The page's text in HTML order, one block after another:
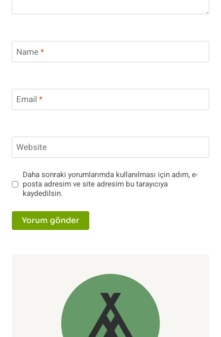
Name*
Email *
Website
Daha sonraki yorumlarımda kullanılması için adım, e-
posta adresim ve site adresim bu tarayıcıya
kaydedilsin.